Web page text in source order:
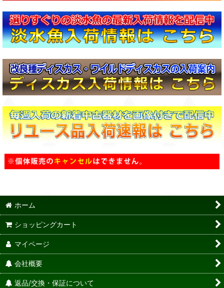
ホーム
ショッピングカート
マイページ
会社概要
返品/交換・保証について